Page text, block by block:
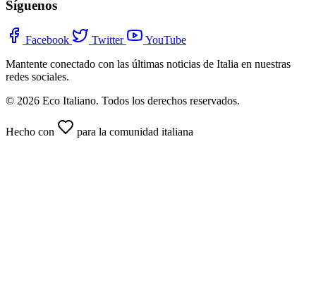
Síguenos
Facebook Twitter
YouTube
Mantente conectado con las últimas noticias de Italia en nuestras
redes sociales.
© 2026 Eco Italiano. Todos los derechos reservados.
Hecho con para la comunidad italiana